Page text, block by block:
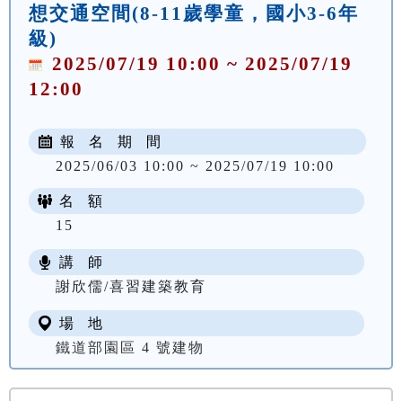
想交通空間(8-11歲學童，國小3-6年
級)
2025/07/19 10:00 ~ 2025/07/19
12:00
報 名 期 間
2025/06/03 10:00 ~ 2025/07/19 10:00
名 額
15
講 師
謝欣儒/喜習建築教育
場 地
鐵道部園區 4 號建物